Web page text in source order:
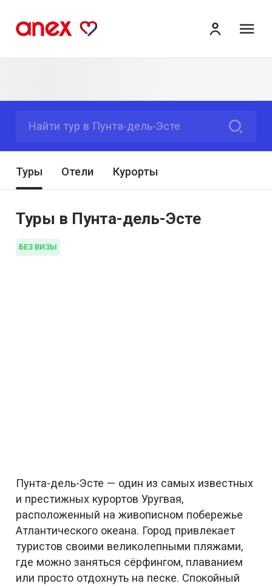
Найти тур в Пунта-дель-Эсте
Туры Отели Курорты
Туры в Пунта-дель-Эсте
БЕЗ ВИЗЫ
Пунта-дель-Эсте — один из самых известных
и престижных курортов Уругвая,
расположенный на живописном побережье
Атлантического океана. Город привлекает
туристов своими великолепными пляжами,
где можно заняться сёрфингом, плаванием
или просто отдохнуть на песке. Спокойный